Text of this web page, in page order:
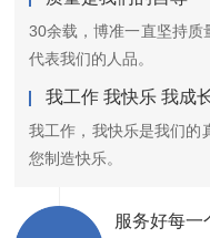
30余载，博准一直坚持质
代表我们的人品。
我工作 我快乐 我成
我工作，我快乐是我们的
您制造快乐。
服务好每一